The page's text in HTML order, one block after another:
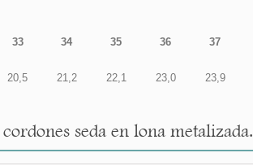
33 34 35 36 37
20,5 21,2 22,1 23,0 23,9
seda en lona metalizada.